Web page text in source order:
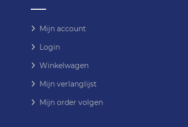
Mijn account
Login
Winkelwagen
Mijn verlanglijst
Mijn order volgen